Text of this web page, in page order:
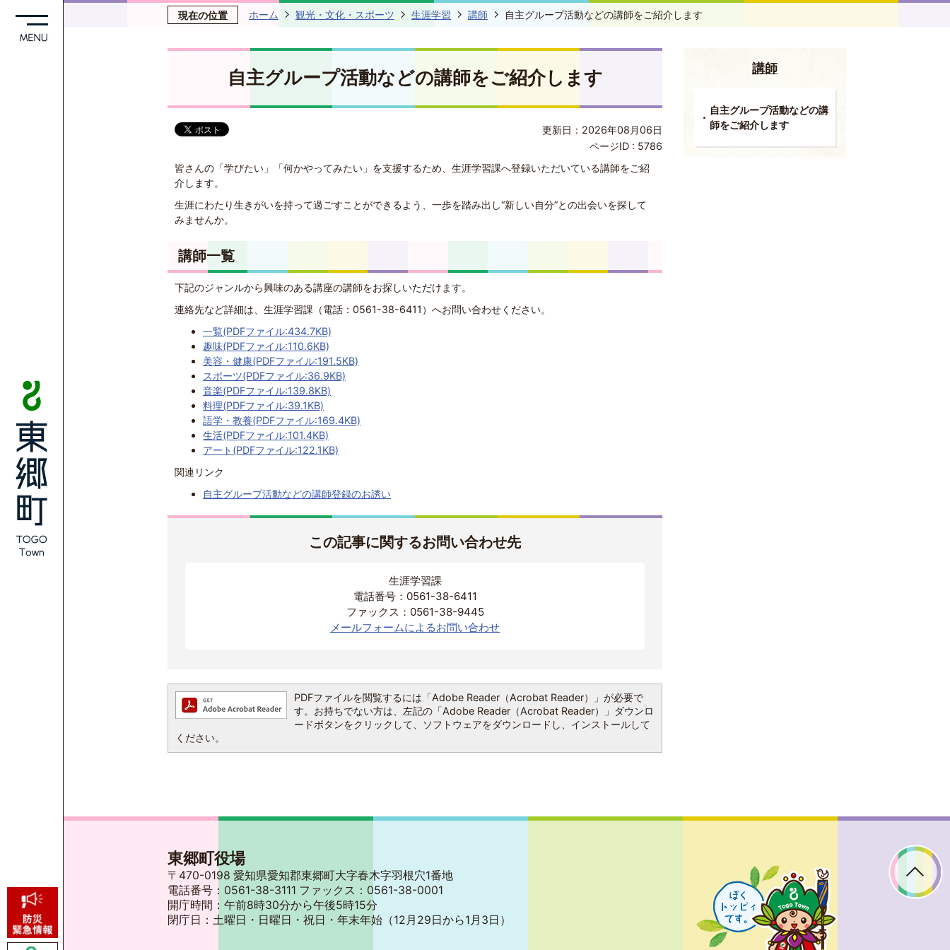
現在の位置 ホーム 観光・文化・スポーツ 生涯学習 講師 自主グループ活動などの講師をご紹介します
自主グループ活動などの講師をご紹介します
更新日：2026年08月06日
ページID : 5786
皆さんの「学びたい」「何かやってみたい」を支援するため、生涯学習課へ登録いただいている講師をご紹
介します。
生涯にわたり生きがいを持って過ごすことができるよう、一歩を踏み出し“新しい自分”との出会いを探して
みませんか。
講師一覧
下記のジャンルから興味のある講座の講師をお探しいただけます。
連絡先など詳細は、生涯学習課（電話：0561-38-6411）へお問い合わせください。
一覧(PDFファイル:434.7KB)
趣味(PDFファイル:110.6KB)
美容・健康(PDFファイル:191.5KB)
スポーツ(PDFファイル:36.9KB)
音楽(PDFファイル:139.8KB)
料理(PDFファイル:39.1KB)
語学・教養(PDFファイル:169.4KB)
生活(PDFファイル:101.4KB)
アート(PDFファイル:122.1KB)
関連リンク
自主グループ活動などの講師登録のお誘い
この記事に関するお問い合わせ先
生涯学習課
電話番号：0561-38-6411
ファックス：0561-38-9445
メールフォームによるお問い合わせ
PDFファイルを閲覧するには「Adobe Reader（Acrobat Reader）」が必要で
す。お持ちでない方は、左記の「Adobe Reader（Acrobat Reader）」ダウンロ
ードボタンをクリックして、ソフトウェアをダウンロードし、インストールして
ください。
講師
自主グループ活動などの講
師をご紹介します
東郷町役場
〒470-0198 愛知県愛知郡東郷町大字春木字羽根穴1番地
電話番号：0561-38-3111 ファックス：0561-38-0001
開庁時間：午前8時30分から午後5時15分
閉庁日：土曜日・日曜日・祝日・年末年始 （12月29日から1月3日）
ッ
ピ